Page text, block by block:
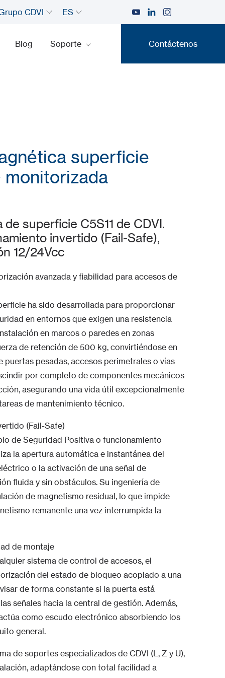
CDVI ES
Blog Soporte Contáctenos
superficie
superficie C5S11 de CDVI.
invertido (Fail-Safe),
12/24Vcc
avanzada y fiabilidad para accesos de
ha sido desarrollada para proporcionar
en entornos que exigen una resistencia
en marcos o paredes en zonas
de retención de 500 kg, convirtiéndose en
pesadas, accesos perimetrales o vías
por completo de componentes mecánicos
asegurando una vida útil excepcionalmente
de mantenimiento técnico.
(Fail-Safe)
de Seguridad Positiva o funcionamiento
la apertura automática e instantánea del
o la activación de una señal de
fluida y sin obstáculos. Su ingeniería de
de magnetismo residual, lo que impide
remanente una vez interrumpida la
de montaje
sistema de control de accesos, el
del estado de bloqueo acoplado a una
de forma constante si la puerta está
señales hacia la central de gestión. Además,
como escudo electrónico absorbiendo los
general.
de soportes especializados de CDVI (L, Z y U),
adaptándose con total facilidad a